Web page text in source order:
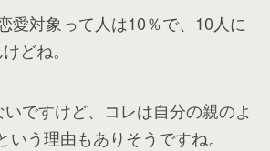
愛対象って人は10％で、10人に
どね。
ですけど、コレは自分の親のよ
いう理由もありそうですね。